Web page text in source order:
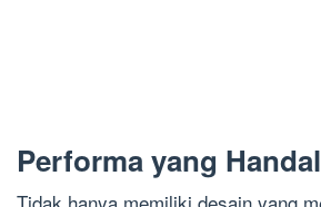
Performa yang Handal